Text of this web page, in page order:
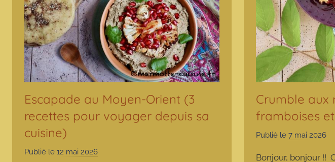
Escapade au Moyen-Orient (3
recettes pour voyager depuis sa
cuisine)
Publié le 12 mai 2026
Crumble aux
framboises
Publié le7 mai 2026
Bonjour, bonjour !!